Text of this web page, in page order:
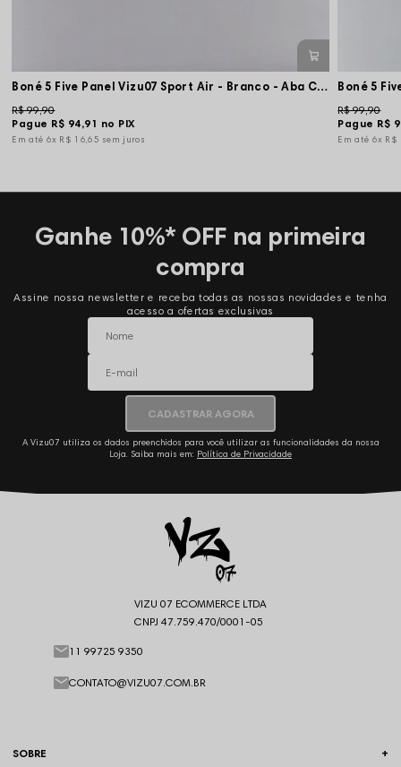
Boné 5 Five Panel Vizu07 Sport Air - Branco - Aba Curta e Flexível
Pague R$ 94,91 no PIX
R$ 99,90
6x R$ 16,65 sem juros
Pague R$
R$ 99,90
6x R$
Ganhe 10%* OFF na primeira
compra
Assine nossa newsletter e receba todas as nossas novidades e tenha
acesso a ofertas exclusivas
CADASTRAR AGORA
A Vizu07 utiliza os dados preenchidos para você utilizar as funcionalidades da nossa
Loja. Saiba mais em: Política de Privacidade
SOBRE
VIZU 07 ECOMMERCE LTDA
CNPJ 47.759.470/0001-05
11 99725 9350
CONTATO@VIZU07.COM.BR